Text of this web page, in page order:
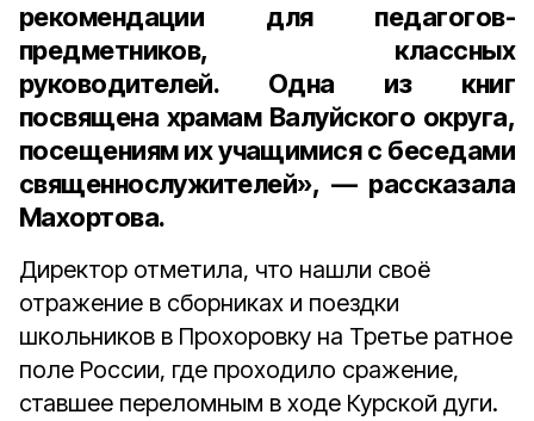
рекомендации для педагогов-
предметников, классных
руководителей. Одна из книг
посвящена храмам Валуйского округа,
посещениям их учащимися с беседами
священнослужителей», — рассказала
Махортова.
Директор отметила, что нашли своё
отражение в сборниках и поездки
школьников в Прохоровку на Третье ратное
поле России, где проходило сражение,
ставшее переломным в ходе Курской дуги.